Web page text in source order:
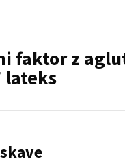
faktor z
lateks